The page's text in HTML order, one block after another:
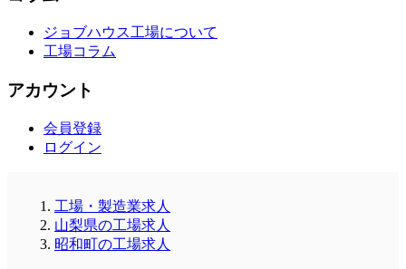
ジョブハウス工場について
工場コラム
アカウント
会員登録
ログイン
工場・製造業求人
山梨県の工場求人
昭和町の工場求人